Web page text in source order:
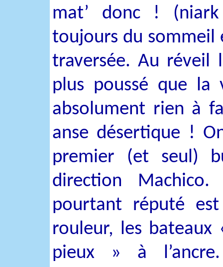
mat’ donc !
toujours du sommeil
traversée. Au réveil
plus poussé que la
absolument rien à
anse désertique !
premier (et seul)
direction Machico.
pourtant réputé
rouleur, les bateaux
pieux » à